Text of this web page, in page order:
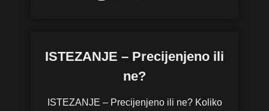
ISTEZANJE – Precijenjeno ili
ne?
ISTEZANJE – Precijenjeno ili ne? Koliko